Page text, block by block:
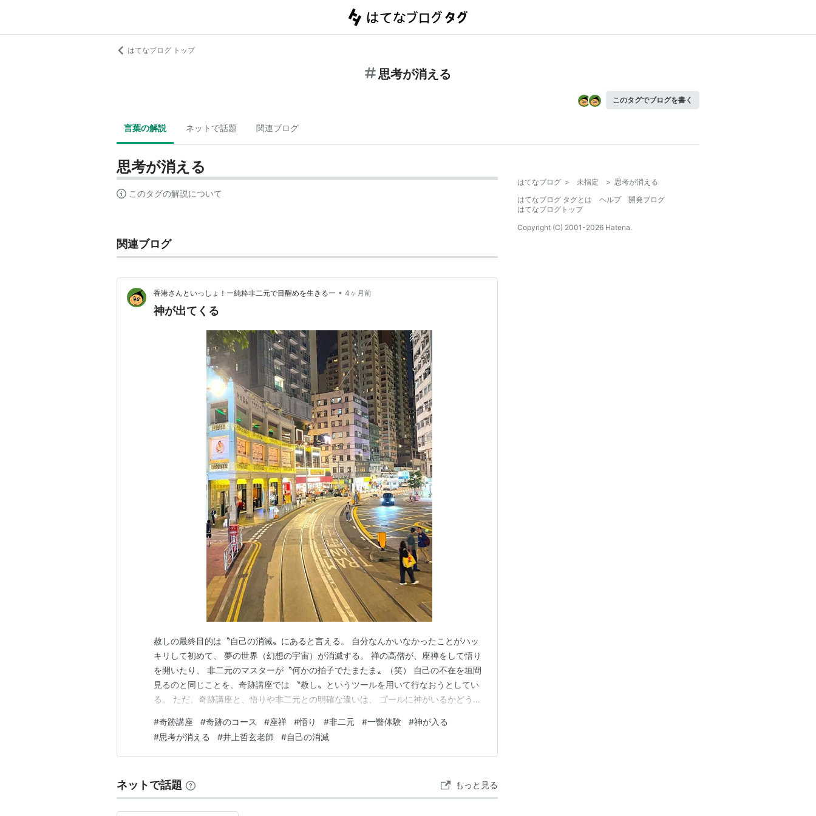
はてなブログ トップ
思考が消える
このタグでブログを書く
言葉の解説 ネットで話題 関連ブログ
思考が消える
このタグの解説について
関連ブログ
香港さんといっしょ！ー純粋非二元で目醒めを生きるー • 4ヶ月前
神が出てくる
赦しの最終目的は〝自己の消滅〟にあると言える。 自分なんかいなかったことがハッ
キリして初めて、 夢の世界（幻想の宇宙）が消滅する。 禅の高僧が、座禅をして悟り
を開いたり、 非二元のマスターが〝何かの拍子でたまたま〟（笑） 自己の不在を垣間
見るのと同じことを、奇跡講座では 〝赦し〟というツールを用いて行なおうとしてい
る。 ただ、奇跡講座と、悟りや非二元との明確な違いは、 ゴールに神がいるかどう
還できるはずがない。 なぜなら、僕たちの故郷は神だからだ。 悟りや非二元は、思考
を完全に落ち切らせることで、 私という個の認識…
#奇跡講座 #奇跡のコース #座禅 #悟り #非二元 #一瞥体験 #神が入る
#思考が消える #井上哲玄老師 #自己の消滅
ネットで話題 もっと見る
はてなブログ > 未指定 > 思考が消える
はてなブログ タグとは
ヘルプ
開発ブログ
はてなブログトップ
Copyright (C) 2001-2026 Hatena.